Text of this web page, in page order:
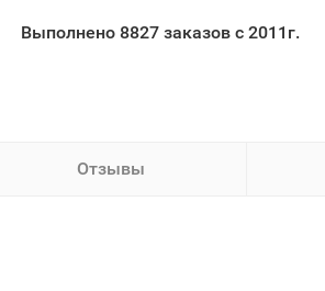
Выполнено 8827 заказов с 2011г.
Отзывы